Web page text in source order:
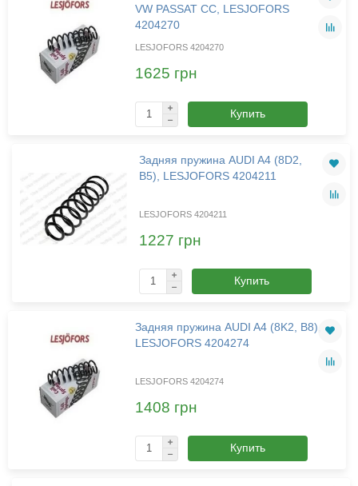
VW PASSAT CC, LESJOFORS
4204270
LESJOFORS 4204270
1625 грн
Купить
Задняя пружина AUDI A4 (8D2,
B5), LESJOFORS 4204211
LESJOFORS 4204211
1227 грн
Купить
Задняя пружина AUDI A4 (8K2, B8),
LESJOFORS 4204274
LESJOFORS 4204274
1408 грн
Купить